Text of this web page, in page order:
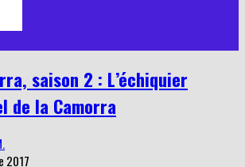
saison 2 : L’échiquier
de la Camorra
2017